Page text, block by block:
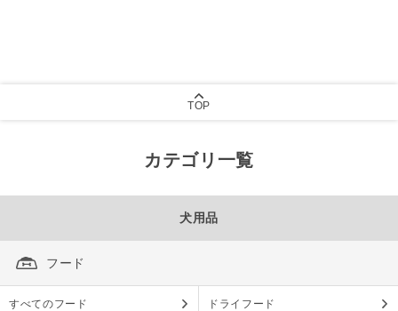
TOP
カテゴリ一覧
犬用品
フード
すべてのフード ドライフード